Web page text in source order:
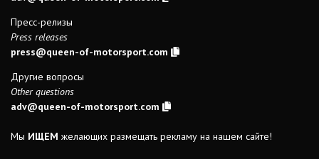
Пресс-релизы
Press releases
press@queen-of-motorsport.com
Другие вопросы
Other questions
adv@queen-of-motorsport.com
Мы ИЩЕМ желающих размещать рекламу на нашем сайте!